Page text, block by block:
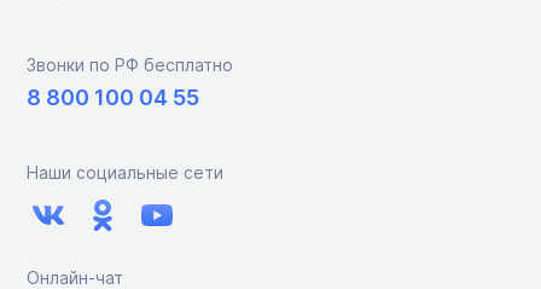
Звонки по РФ бесплатно
8 800 100 04 55
Наши социальные сети
Онлайн-чат